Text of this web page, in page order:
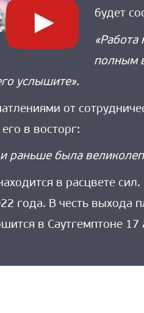
будет
полным
услышите».
от
в восторг:
и раньше была
в расцвете
года. В честь выхода
в Саутгемптоне 17